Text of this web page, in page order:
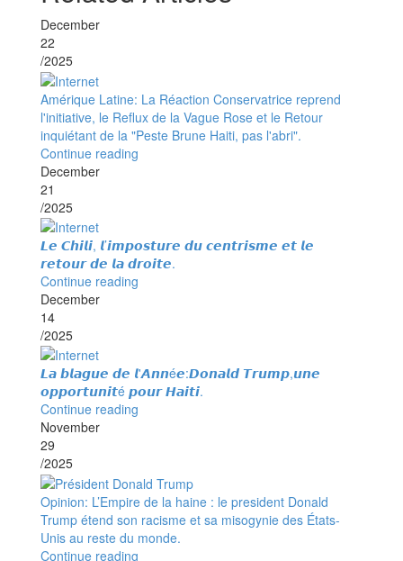
December
22
/2025
Amérique Latine: La Réaction Conservatrice reprend
l'initiative, le Reflux de la Vague Rose et le Retour
inquiétant de la "Peste Brune Haiti, pas l'abri".
Continue reading
December
21
/2025
𝙇𝙚 𝘾𝙝𝙞𝙡𝙞, 𝙡’𝙞𝙢𝙥𝙤𝙨𝙩𝙪𝙧𝙚 𝙙𝙪 𝙘𝙚𝙣𝙩𝙧𝙞𝙨𝙢𝙚 𝙚𝙩 𝙡𝙚
𝙧𝙚𝙩𝙤𝙪𝙧 𝙙𝙚 𝙡𝙖 𝙙𝙧𝙤𝙞𝙩𝙚.
Continue reading
December
14
/2025
𝙇𝙖 𝙗𝙡𝙖𝙜𝙪𝙚 𝙙𝙚 𝙡'𝘼𝙣𝙣é𝙚:𝘿𝙤𝙣𝙖𝙡𝙙 𝙏𝙧𝙪𝙢𝙥,𝙪𝙣𝙚
𝙤𝙥𝙥𝙤𝙧𝙩𝙪𝙣𝙞𝙩é 𝙥𝙤𝙪𝙧 𝙃𝙖𝙞𝙩𝙞.
Continue reading
November
29
/2025
Opinion: L’Empire de la haine : le president Donald
Trump étend son racisme et sa misogynie des États-
Unis au reste du monde.
Continue reading